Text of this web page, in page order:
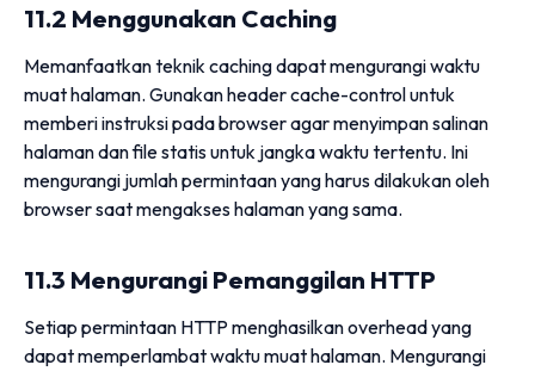
11.2 Menggunakan Caching
Memanfaatkan teknik caching dapat mengurangi waktu
muat halaman. Gunakan header cache-control untuk
memberi instruksi pada browser agar menyimpan salinan
halaman dan file statis untuk jangka waktu tertentu. Ini
mengurangi jumlah permintaan yang harus dilakukan oleh
browser saat mengakses halaman yang sama.
11.3 Mengurangi Pemanggilan HTTP
Setiap permintaan HTTP menghasilkan overhead yang
dapat memperlambat waktu muat halaman. Mengurangi